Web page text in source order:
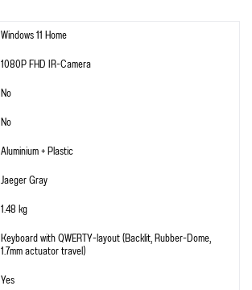
Windows 11 Home
1080P FHD IR-Camera
No
No
Aluminium + Plastic
Jaeger Gray
1.48 kg
Keyboard with QWERTY-layout (Backlit, Rubber-Dome,
1.7mm actuator travel)
Yes